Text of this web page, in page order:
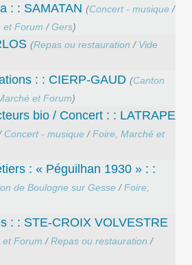
: : SAMATAN (Concert - musique /
et Forum /Gers)
(Repas ou restauration / Vide
: : CIERP-GAUD (Canton
et Forum)
bio / Concert : : LATRAPE
Concert - musique /Foire, Marché et
: « Péguilhan 1930 » : :
de Boulogne sur Gesse /Foire,
: : STE-CROIX VOLVESTRE
Forum /Repas ou restauration /